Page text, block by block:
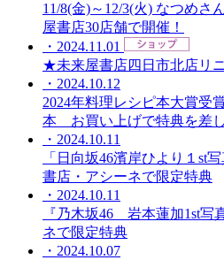
11/8(金)～12/3(火) なつめさ
屋書店30店舗で開催！
・2024.11.01
★未来屋書店四日市北店リ
・2024.10.12
2024年料理レシピ本大賞受
本 お買い上げで特典を差
・2024.10.11
「日向坂46濱岸ひより１st
書店・アシーネで限定特典
・2024.10.11
『乃木坂46 岩本蓮加1st写
ネで限定特典
・2024.10.07